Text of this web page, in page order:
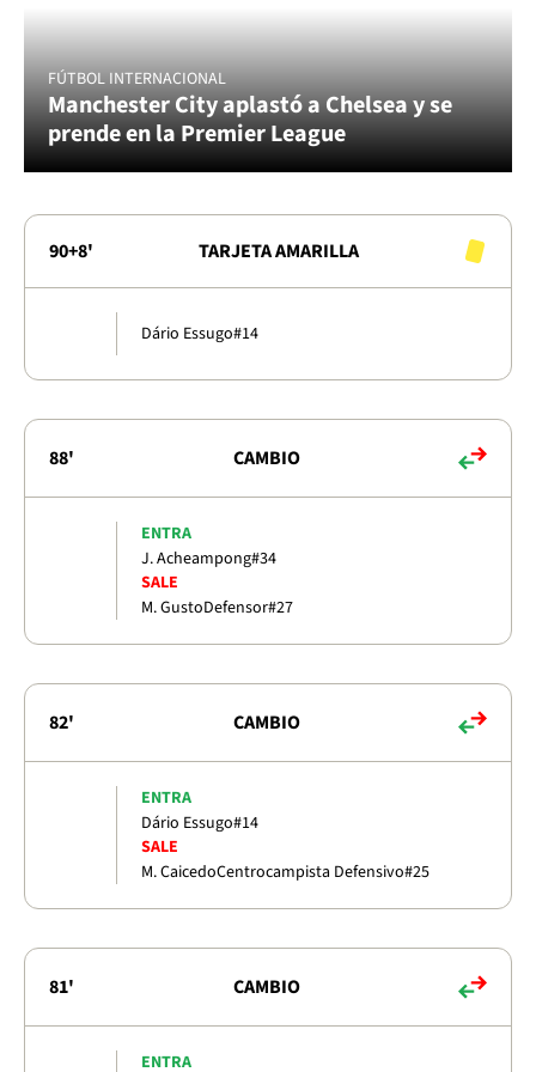
FÚTBOL INTERNACIONAL
Manchester City aplastó a Chelsea y se
prende en la Premier League
90+8' TARJETA AMARILLA
Dário Essugo#14
88' CAMBIO
ENTRA
J. Acheampong#34
SALE
M. GustoDefensor#27
82' CAMBIO
ENTRA
Dário Essugo#14
SALE
M. CaicedoCentrocampista Defensivo#25
81' CAMBIO
ENTRA